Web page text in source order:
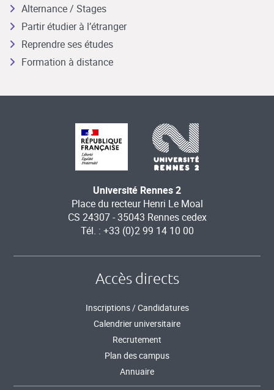
Alternance / Stages
Partir étudier à l’étranger
Reprendre ses études
Formation à distance
Université Rennes 2
Place du recteur Henri Le Moal
CS 24307 - 35043 Rennes cedex
Tél. : +33 (0)2 99 14 10 00
Accès directs
Inscriptions / Candidatures
Calendrier universitaire
Recrutement
Plan des campus
Annuaire